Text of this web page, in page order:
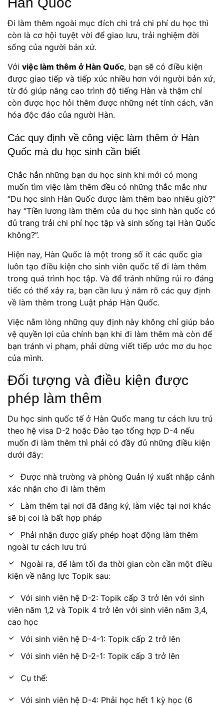
Đi làm thêm ngoài mục đích chi trả chi phí du học thì
còn là cơ hội tuyệt vời để giao lưu, trải nghiệm đời
sống của người bản xứ.
Với việc làm thêm ở Hàn Quốc, bạn sẽ có điều kiện
được giao tiếp và tiếp xúc nhiều hơn với người bản xứ,
từ đó giúp nâng cao trình độ tiếng Hàn và thậm chí
còn được học hỏi thêm được những nét tính cách, văn
hóa độc đáo của người Hàn.
Các quy định về công việc làm thêm ở Hàn
Quốc mà du học sinh cần biết
Chắc hẳn những bạn du học sinh khi mới có mong
muốn tìm việc làm thêm đều có những thắc mắc như
“Du học sinh Hàn Quốc được làm thêm bao nhiêu giờ?”
hay “Tiền lương làm thêm của du học sinh hàn quốc có
đủ trang trải chi phí học tập và sinh sống tại Hàn Quốc
không?”.
Hiện nay, Hàn Quốc là một trong số ít các quốc gia
luôn tạo điều kiện cho sinh viên quốc tế đi làm thêm
trong quá trình học tập. Và để tránh những rủi ro đáng
tiếc có thể xảy ra, bạn cần lưu ý nắm rõ các quy định
về làm thêm trong Luật pháp Hàn Quốc.
Việc nằm lòng những quy định này không chỉ giúp bảo
vệ quyền lợi của chính bạn khi đi làm thêm mà còn để
bạn tránh vi phạm, phải dừng viết tiếp ước mơ du học
của mình.
Đối tượng và điều kiện được
phép làm thêm
Du học sinh quốc tế ở Hàn Quốc mang tư cách lưu trú
theo hệ visa D-2 hoặc Đào tạo tổng hợp D-4 nếu
muốn đi làm thêm thì phải có đầy đủ những điều kiện
dưới đây:
Được nhà trường và phòng Quản lý xuất nhập cảnh
xác nhận cho đi làm thêm
Làm thêm tại nơi đã đăng ký, làm việc tại nơi khác
sẽ bị coi là bất hợp pháp
Phải nhận được giấy phép hoạt động làm thêm
ngoài tư cách lưu trú
Ngoài ra, để làm tối đa thời gian còn cần một điều
kiện về năng lực Topik sau:
Với sinh viên hệ D-2: Topik cấp 3 trở lên với sinh
viên năm 1,2 và Topik 4 trở lên với sinh viên năm 3,4,
cao học
Với sinh viên hệ D-4-1: Topik cấp 2 trở lên
Với sinh viên hệ D-2-1: Topik cấp 3 trở lên
Cụ thể:
Với sinh viên hệ D-4: Phải học hết 1 kỳ học (6